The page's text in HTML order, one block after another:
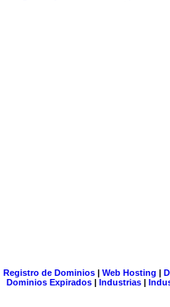
Registro de Dominios| Web Hosting |
Dominios Expirados | Industrias |